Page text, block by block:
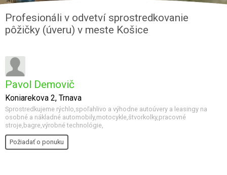
Profesionáli v odvetví sprostredkovanie
pôžičky (úveru) v meste Košice
Pavol Demovič
Koniarekova 2, Trnava
Sprostredkujeme rýchlo,spoľahlivo a výhodne autoúvery a leasingy na
osobné a nákladné automobily,motocykle,štvorkolky,pracovné
stroje,bagre,výrobné technológie,
Požiadať o ponuku